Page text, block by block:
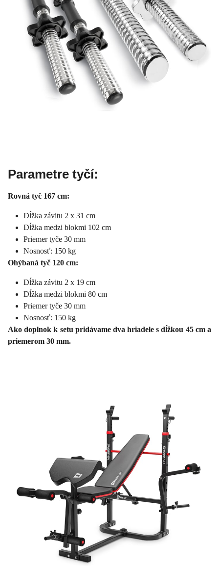
Parametre tyčí:
Rovná tyč 167 cm:
Dĺžka závitu 2 x 31 cm
Dĺžka medzi blokmi 102 cm
Priemer tyče 30 mm
Nosnosť: 150 kg
Ohýbaná tyč 120 cm:
Dĺžka závitu 2 x 19 cm
Dĺžka medzi blokmi 80 cm
Priemer tyče 30 mm
Nosnosť: 150 kg
Ako doplnok k setu pridávame dva hriadele s dĺžkou 45 cm a
priemerom 30 mm.